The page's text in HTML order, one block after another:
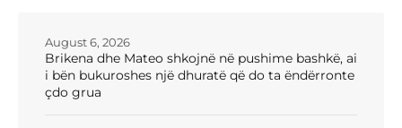
Brikena dhe Mateo shkojnë në pushime bashkë, ai
i bën bukuroshes një dhuratë që do ta ëndërronte
çdo grua
August 6, 2026